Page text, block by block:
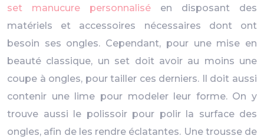
set manucure personnalisé en disposant des
matériels et accessoires nécessaires dont ont
besoin ses ongles. Cependant, pour une mise en
beauté classique, un set doit avoir au moins une
coupe à ongles, pour tailler ces derniers. Il doit aussi
contenir une lime pour modeler leur forme. On y
trouve aussi le polissoir pour polir la surface des
ongles, afin de les rendre éclatantes. Une trousse de